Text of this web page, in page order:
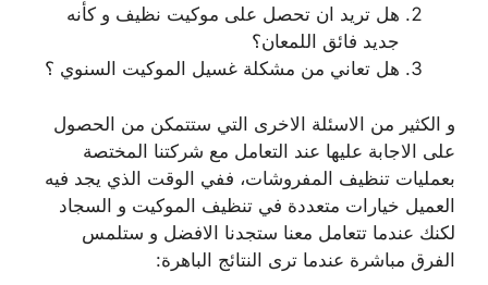
هل تريد ان تحصل على موكيت نظيف و كأنه
جديد فائق اللمعان؟
هل تعاني من مشكلة غسيل الموكيت السنوي ؟
و الكثير من الاسئلة الاخرى التي ستتمكن من الحصول
على الاجابة عليها عند التعامل مع شركتنا المختصة
بعمليات تنظيف المفروشات، ففي الوقت الذي يجد فيه
العميل خيارات متعددة في تنظيف الموكيت و السجاد
لكنك عندما تتعامل معنا ستجدنا الافضل و ستلمس
الفرق مباشرة عندما ترى النتائج الباهرة: